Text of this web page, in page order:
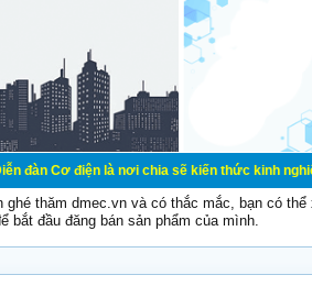
là nơi chia sẽ kiến thức kinh nghiệm
ghé thăm dmec.vn và có thắc mắc, bạn có
bắt đầu đăng bán sản phẩm của mình.